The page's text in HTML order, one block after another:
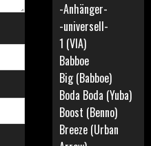
-Anhänger-
-universell-
1 (VIA)
Babboe
Big (Babboe)
Boda Boda (Yuba)
Boost (Benno)
Breeze (Urban